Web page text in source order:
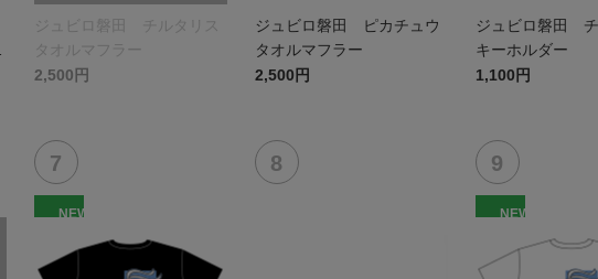
ジュビロ磐田 チルタリス
タオルマフラー
2,500円
ジュビロ磐田 ピカチュウ
タオルマフラー
2,500円
ジュビロ磐田
キーホルダー
1,100円
NEW NEW